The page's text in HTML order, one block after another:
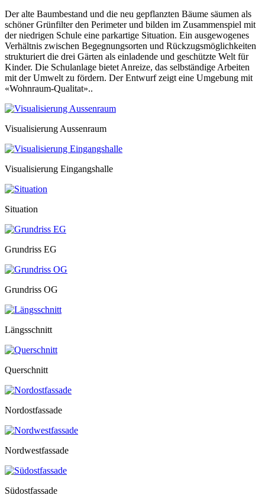
Der alte Baumbestand und die neu gepflanzten Bäume säumen als
schöner Grünfilter den Perimeter und bilden im Zusammenspiel mit
der niedrigen Schule eine parkartige Situation. Ein ausgewogenes
Verhältnis zwischen Begegnungsorten und Rückzugsmöglichkeiten
strukturiert die drei Gärten als einladende und geschützte Welt für
Kinder. Die Schulanlage bietet Anreize, das selbständige Arbeiten
mit der Umwelt zu fördern. Der Entwurf zeigt eine Umgebung mit
«Wohnraum-Qualitat»..
Visualisierung Aussenraum
Visualisierung Eingangshalle
Situation
Grundriss EG
Grundriss OG
Längsschnitt
Querschnitt
Nordostfassade
Nordwestfassade
Südostfassade